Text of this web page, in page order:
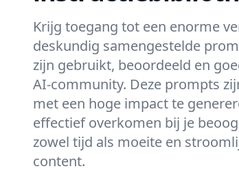
Krijg toegang tot een enorme
deskundig samengestelde
zijn gebruikt, beoordeeld en
AI-community. Deze prompts
met een hoge impact te
effectief overkomen bij je
zowel tijd als moeite en
content.